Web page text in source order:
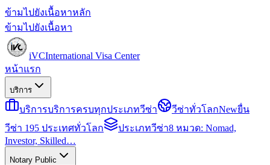
ข้ามไปยังเนื้อหาหลัก
ข้ามไปยังเนื้อหา
iVCInternational Visa Center
หน้าแรก
บริการ
บริการบริการครบทุกประเภทวีซ่า วีซ่าทั่วโลกNewยื่น
วีซ่า 195 ประเทศทั่วโลก
ประเภทวีซ่า8 หมวด: Nomad,
Investor, Skilled…
Notary Public